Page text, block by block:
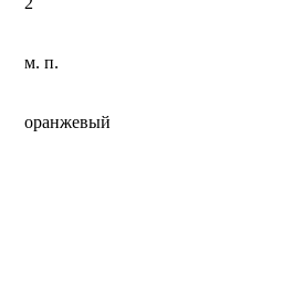
м. п.
оранжевый